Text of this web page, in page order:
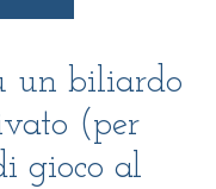
un biliardo
(per
gioco al